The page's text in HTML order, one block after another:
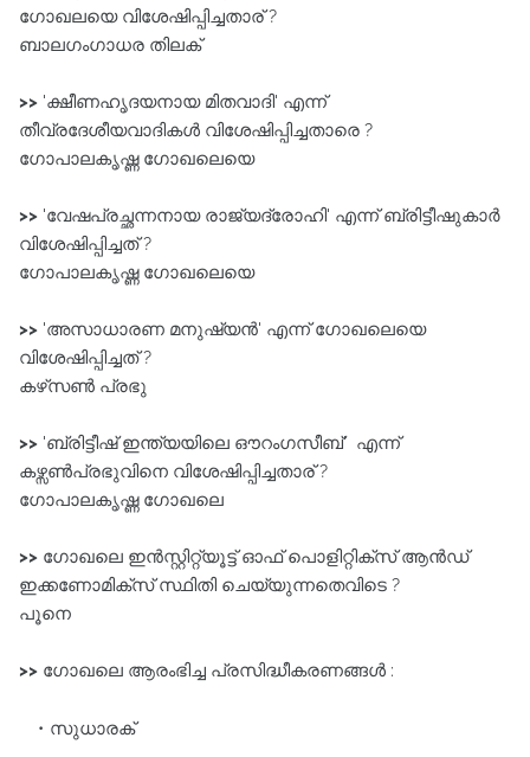
ഗോഖലയെ വിശേഷിപ്പിച്ചതാര് ?
ബാലഗംഗാധര തിലക്‌
>> 'ക്ഷീണഹൃദയനായ മിതവാദി' എന്ന്‌
തീവ്രദേശീയവാദികൾ വിശേഷിപ്പിച്ചതാരെ ?
ഗോപാലകൃഷ്ണ ഗോഖലെയെ
>> 'വേഷപ്രച്ഛന്നനായ രാജ്യദ്രോഹി' എന്ന്‌ ബ്രിട്ടീഷുകാർ
വിശേഷിപ്പിച്ചത്‌ ?
ഗോപാലകൃഷ്ണ ഗോഖലെയെ
>> 'അസാധാരണ മനുഷ്യൻ' എന്ന്‌ ഗോഖലെയെ
വിശേഷിപ്പിച്ചത്‌ ?
കഴ്‌സൺ പ്രഭു
>> 'ബ്രിട്ടീഷ്‌ ഇന്ത്യയിലെ ഔറംഗസീബ്' എന്ന്‌
കഴ്സൺപ്രഭുവിനെ വിശേഷിപ്പിച്ചതാര് ?
ഗോപാലകൃഷ്ണ ഗോഖലെ
>> ഗോഖലെ ഇൻസ്റ്റിറ്റ്യൂട്ട് ഓഫ്‌ പൊളിറ്റിക്‌സ്‌ ആൻഡ്‌
ഇക്കണോമിക്സ്‌ സ്ഥിതി ചെയ്യുന്നതെവിടെ ?
പൂനെ
>> ഗോഖലെ ആരംഭിച്ച പ്രസിദ്ധീകരണങ്ങൾ :
സുധാരക്‌